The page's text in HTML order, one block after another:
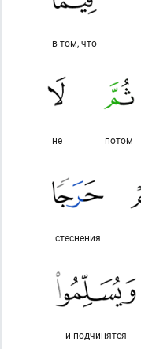
в том, что
потом
не
стеснения
и подчинятся